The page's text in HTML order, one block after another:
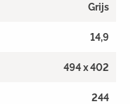
Grijs
14,9
494 x 402
244